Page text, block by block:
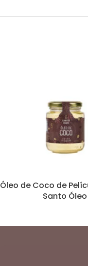
Óleo de Coco de
Santo Óleo